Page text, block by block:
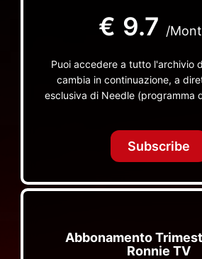
€ 9.7 /
Puoi accedere a tutto l'archivio
cambia in continuazione, a
esclusiva di Needle (programma
TV non visibili da nessuna
Subscribe
Abbonamento
Ronnie TV